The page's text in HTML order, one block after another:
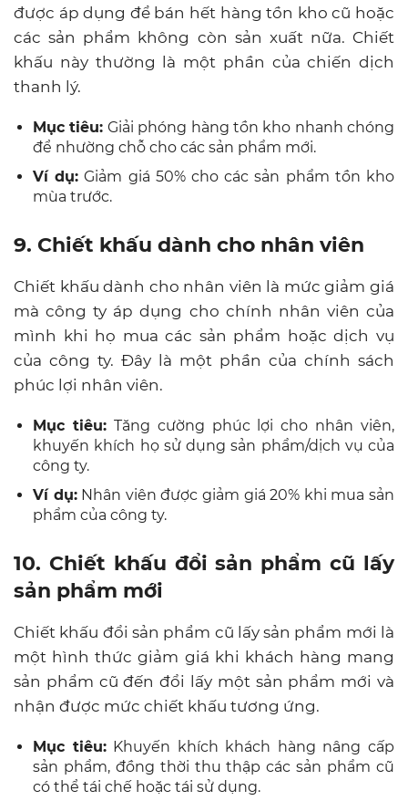
được áp dụng để bán hết hàng tồn kho cũ hoặc
các sản phẩm không còn sản xuất nữa. Chiết
khấu này thường là một phần của chiến dịch
thanh lý.
Mục tiêu: Giải phóng hàng tồn kho nhanh chóng
để nhường chỗ cho các sản phẩm mới.
Ví dụ: Giảm giá 50% cho các sản phẩm tồn kho
mùa trước.
9. Chiết khấu dành cho nhân viên
Chiết khấu dành cho nhân viên là mức giảm giá
mà công ty áp dụng cho chính nhân viên của
mình khi họ mua các sản phẩm hoặc dịch vụ
của công ty. Đây là một phần của chính sách
phúc lợi nhân viên.
Mục tiêu:Tăng cường phúc lợi cho nhân viên,
khuyến khích họ sử dụng sản phẩm/dịch vụ của
công ty.
Ví dụ:Nhân viên được giảm giá 20% khi mua sản
phẩm của công ty.
10. Chiết khấu đổi sản phẩm cũ lấy
sản phẩm mới
Chiết khấu đổi sản phẩm cũ lấy sản phẩm mới là
một hình thức giảm giá khi khách hàng mang
sản phẩm cũ đến đổi lấy một sản phẩm mới và
nhận được mức chiết khấu tương ứng.
Mục tiêu:Khuyến khích khách hàng nâng cấp
sản phẩm, đồng thời thu thập các sản phẩm cũ
có thể tái chế hoặc tái sử dụng.